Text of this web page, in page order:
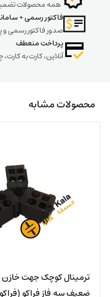
همه محصولات
فاکتور رسمی +
صدور فاکتور رسمی و
پرداخت منعطف
آنلاین، کارت به
محصولات مشابه
ترمینال کوچک جهت خازن
ضعیف سه فاز فراکو